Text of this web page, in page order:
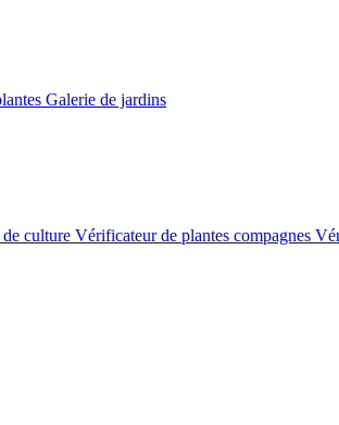
Galerie de jardins
culture Vérificateur de plantes compagnes